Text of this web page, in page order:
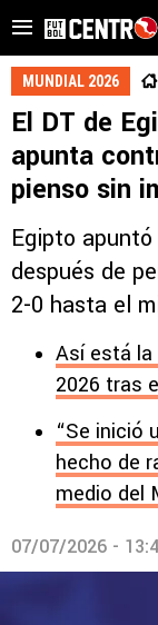
MUNDIAL 2026
El DT de
apunta
pienso sin
Egipto
después de
2-0 hasta el
Así está la
2026 tras
“Se inició
hecho de
medio del
07/07/2026 -